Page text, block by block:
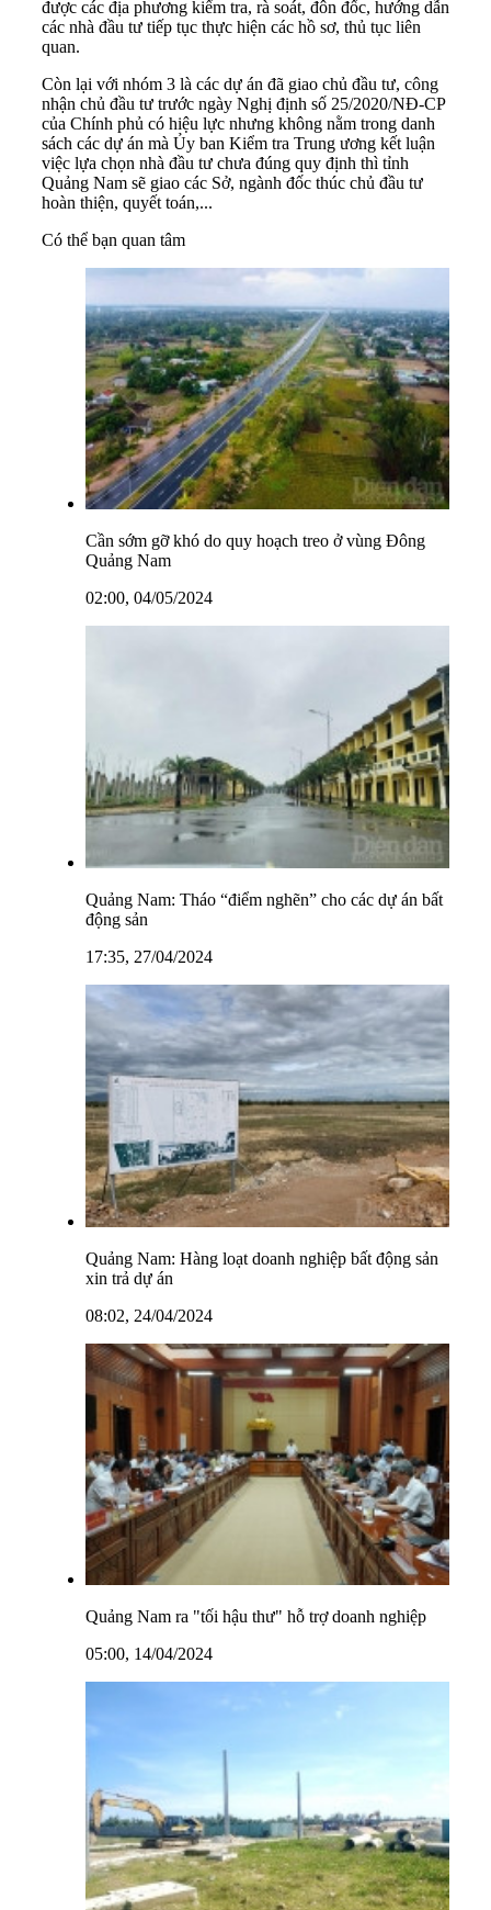
được các địa phương kiểm tra, rà soát, đôn đốc, hướng dẫn
các nhà đầu tư tiếp tục thực hiện các hồ sơ, thủ tục liên
quan.
Còn lại với nhóm 3 là các dự án đã giao chủ đầu tư, công
nhận chủ đầu tư trước ngày Nghị định số 25/2020/NĐ-CP
của Chính phủ có hiệu lực nhưng không nằm trong danh
sách các dự án mà Ủy ban Kiểm tra Trung ương kết luận
việc lựa chọn nhà đầu tư chưa đúng quy định thì tỉnh
Quảng Nam sẽ giao các Sở, ngành đốc thúc chủ đầu tư
hoàn thiện, quyết toán,...
Có thể bạn quan tâm
Cần sớm gỡ khó do quy hoạch treo ở vùng Đông
Quảng Nam
02:00, 04/05/2024
Quảng Nam: Tháo “điểm nghẽn” cho các dự án bất
động sản
17:35, 27/04/2024
Quảng Nam: Hàng loạt doanh nghiệp bất động sản
xin trả dự án
08:02, 24/04/2024
Quảng Nam ra "tối hậu thư" hỗ trợ doanh nghiệp
05:00, 14/04/2024